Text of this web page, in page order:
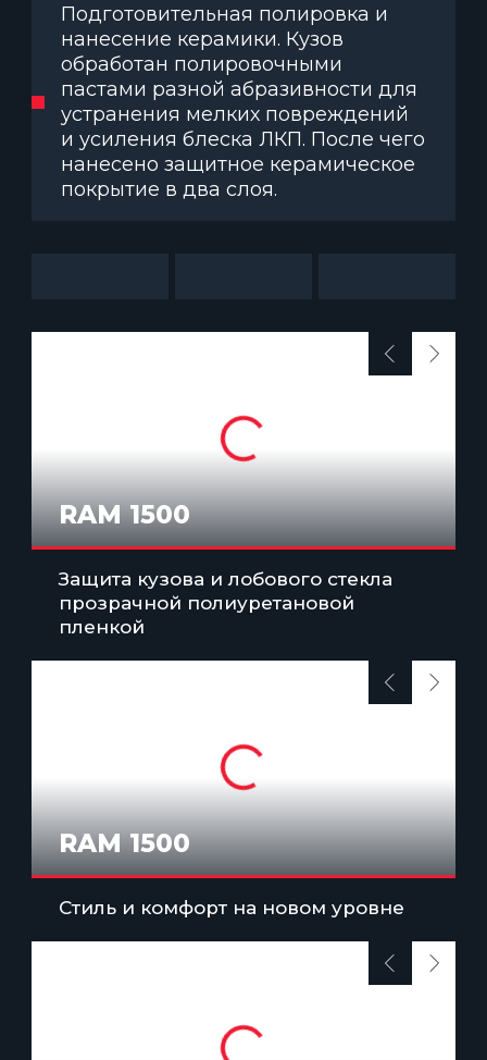
Подготовительная полировка и
нанесение керамики. Кузов
обработан полировочными
пастами разной абразивности для
устранения мелких повреждений
и усиления блеска ЛКП. После чего
нанесено защитное керамическое
покрытие в два слоя.
RAM 1500
Защита кузова и лобового стекла
прозрачной полиуретановой
пленкой
RAM 1500
Стиль и комфорт на новом уровне